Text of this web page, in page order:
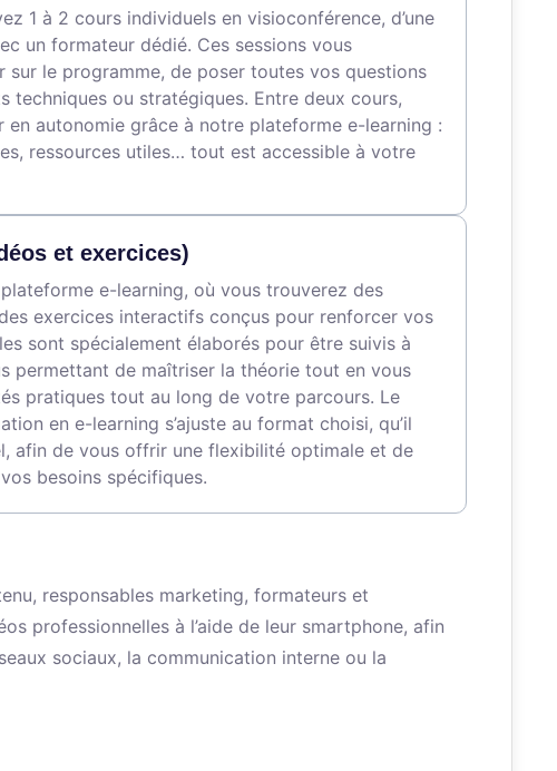
1 à 2 cours individuels en visioconférence, d’une
un formateur dédié. Ces sessions vous
sur le programme, de poser toutes vos questions
techniques ou stratégiques. Entre deux cours,
en autonomie grâce à notre plateforme e-learning :
ressources utiles… tout est accessible à votre
et exercices)
e-learning, où vous trouverez des
exercices interactifs conçus pour renforcer vos
sont spécialement élaborés pour être suivis à
permettant de maîtriser la théorie tout en vous
pratiques tout au long de votre parcours. Le
en e-learning s’ajuste au format choisi, qu’il
afin de vous offrir une flexibilité optimale et de
besoins spécifiques.
responsables marketing, formateurs et
professionnelles à l’aide de leur smartphone, afin
sociaux, la communication interne ou la